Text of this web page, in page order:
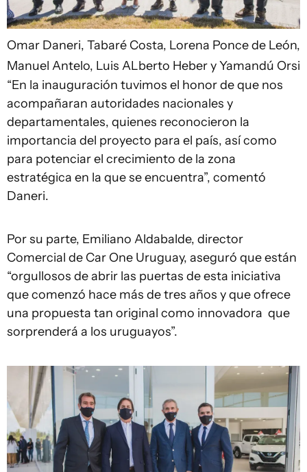
Omar Daneri, Tabaré Costa, Lorena Ponce de León,
Manuel Antelo, Luis ALberto Heber y Yamandú Orsi
“En la inauguración tuvimos el honor de que nos
acompañaran autoridades nacionales y
departamentales, quienes reconocieron la
importancia del proyecto para el país, así como
para potenciar el crecimiento de la zona
estratégica en la que se encuentra”, comentó
Daneri.
Por su parte, Emiliano Aldabalde, director
Comercial de Car One Uruguay, aseguró que están
“orgullosos de abrir las puertas de esta iniciativa
que comenzó hace más de tres años y que ofrece
una propuesta tan original como innovadora que
sorprenderá a los uruguayos”.